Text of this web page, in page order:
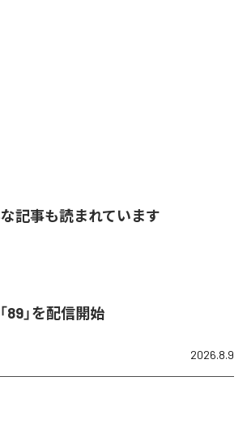
記事も読まれています
89」を配信開始
2026.8.9